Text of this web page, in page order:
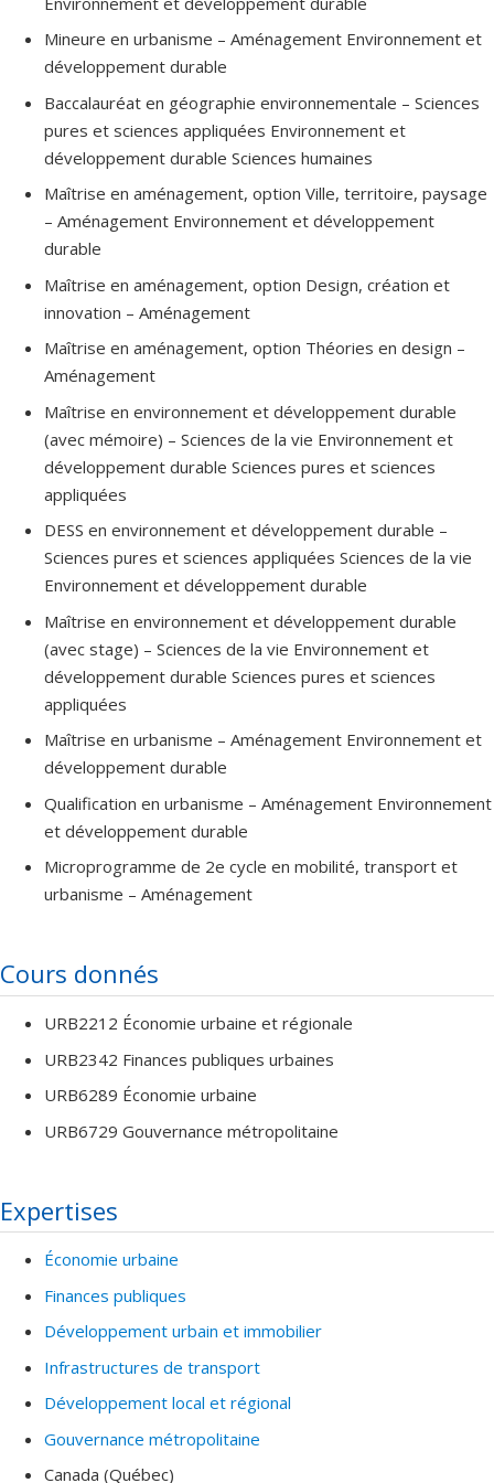
teaches urban economics, local public finance, metropolitan
governance and transport planning. He has worked with several
municipalities, mainly in the Montreal metropolitan area, and with
Finance, etc.). Previously, Jean-Philippe Meloche has worked as a
consultant and professional in the field of local and regional
economic development.
Mineure en urbanisme – Aménagement Environnement et
développement durable
Baccalauréat en géographie environnementale – Sciences
pures et sciences appliquées Environnement et
développement durable Sciences humaines
Maîtrise en aménagement, option Ville, territoire, paysage
– Aménagement Environnement et développement
durable
Maîtrise en aménagement, option Design, création et
innovation – Aménagement
Maîtrise en aménagement, option Théories en design –
Aménagement
Maîtrise en environnement et développement durable
(avec mémoire) – Sciences de la vie Environnement et
développement durable Sciences pures et sciences
appliquées
DESS en environnement et développement durable –
Sciences pures et sciences appliquées Sciences de la vie
Environnement et développement durable
Maîtrise en environnement et développement durable
(avec stage) – Sciences de la vie Environnement et
développement durable Sciences pures et sciences
appliquées
Maîtrise en urbanisme – Aménagement Environnement et
développement durable
Qualification en urbanisme – Aménagement Environnement
et développement durable
Microprogramme de 2e cycle en mobilité, transport et
urbanisme – Aménagement
Cours donnés
URB2212 Économie urbaine et régionale
URB2342 Finances publiques urbaines
URB6289 Économie urbaine
URB6729 Gouvernance métropolitaine
Expertises
Économie urbaine
Finances publiques
Développement urbain et immobilier
Infrastructures de transport
Développement local et régional
Gouvernance métropolitaine
Canada (Québec)